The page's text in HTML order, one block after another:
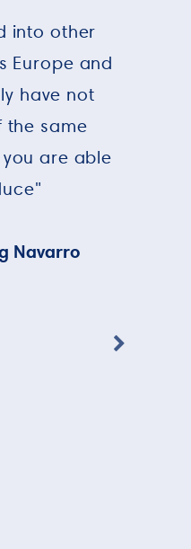
into other
Europe and
have not
the same
are able
Navarro